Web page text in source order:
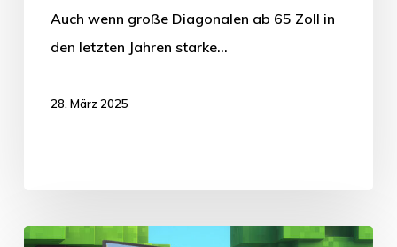
Auch wenn große Diagonalen ab 65 Zoll in
den letzten Jahren starke…
28. März 2025